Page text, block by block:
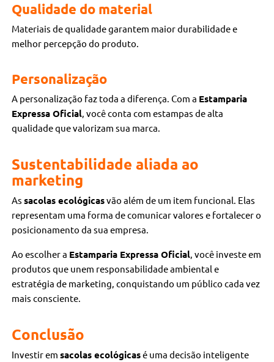
Qualidade do material
Materiais de qualidade garantem maior durabilidade e
melhor percepção do produto.
Personalização
A personalização faz toda a diferença. Com a Estamparia
Expressa Oficial, você conta com estampas de alta
qualidade que valorizam sua marca.
Sustentabilidade aliada ao
marketing
Assacolas ecológicasvão além de um item funcional. Elas
representam uma forma de comunicar valores e fortalecer o
posicionamento da sua empresa.
Ao escolher a Estamparia Expressa Oficial, você investe em
produtos que unem responsabilidade ambiental e
estratégia de marketing, conquistando um público cada vez
mais consciente.
Conclusão
Investir emsacolas ecológicasé uma decisão inteligente